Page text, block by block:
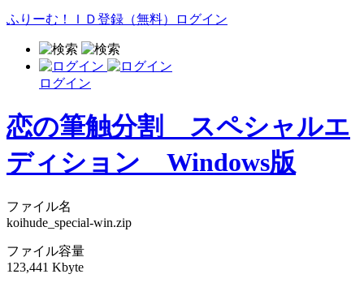
ふりーむ！ＩＤ登録（無料） ログイン
ログイン
恋の筆触分割 スペシャルエ
ディション Windows版
ファイル名
koihude_special-win.zip
ファイル容量
123,441 Kbyte